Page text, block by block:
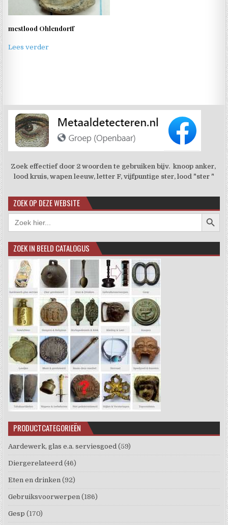
mestlood Ohlendorff
Lees verder
Zoek effectief door 2 woorden te gebruiken bijv. knoop anker,
lood kruis, wapen leeuw, letter F, vijfpuntige ster, lood "ster "
ZOEK OP DEZE WEBSITE
Zoek
naar:
ZOEK IN BEELD CATALOGUS
PRODUCTCATEGORIEËN
Aardewerk, glas e.a. serviesgoed (59)
Diergerelateerd (46)
Eten en drinken (92)
Gebruiksvoorwerpen (186)
Gesp (170)